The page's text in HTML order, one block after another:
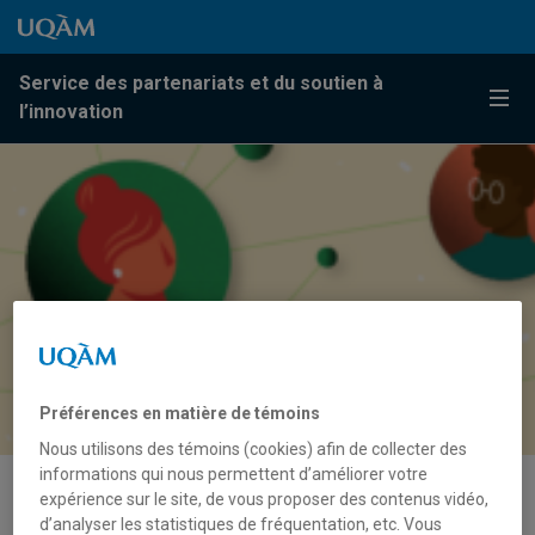
Passer au contenu
Accéder au menu principal
Accéder à la recherche
Passer au contenu
Accéder au menu principal
Service des partenariats et du soutien à
l’innovation
Participer à assurer l’intégrité
Préférences en matière de témoins
Nous utilisons des témoins (cookies) afin de collecter des
informations qui nous permettent d’améliorer votre
expérience sur le site, de vous proposer des contenus vidéo,
d’analyser les statistiques de fréquentation, etc. Vous